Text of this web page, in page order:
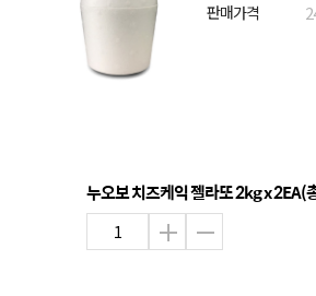
판매가격
누오보 치즈케익 젤라또 2kg x 2EA(